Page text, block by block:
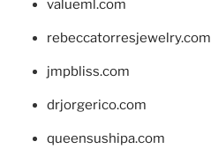
valueml.com
rebeccatorresjewelry.com
jmpbliss.com
drjorgerico.com
queensushipa.com